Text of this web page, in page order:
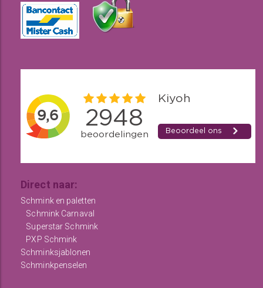
Direct naar:
Schmink en paletten
Schmink Carnaval
Superstar Schmink
PXP Schmink
Schminksjablonen
Schminkpenselen